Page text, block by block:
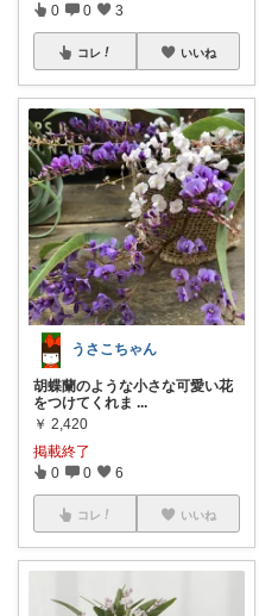
0 0 3
コレ いいね
うさこちゃん
胡蝶蘭のような小さな可愛い花
をつけてくれま ...
￥ 2,420
掲載終了
0 0 6
コレ いいね